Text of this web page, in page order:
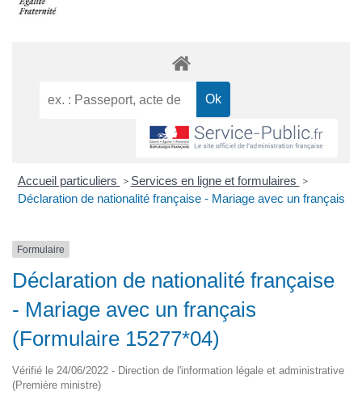
Accueil particuliers > Services en ligne et formulaires >
Déclaration de nationalité française - Mariage avec un français
Formulaire
Déclaration de nationalité française
- Mariage avec un français
(Formulaire 15277*04)
Vérifié le 24/06/2022 - Direction de l'information légale et administrative
(Première ministre)